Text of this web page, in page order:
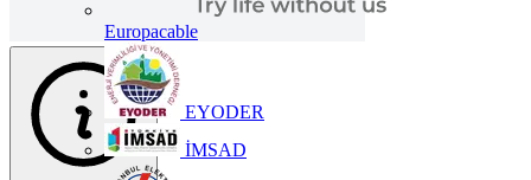
Europacable
EYODER
İMSAD